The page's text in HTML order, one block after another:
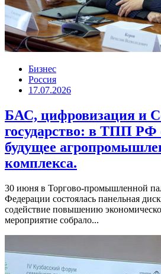
Бизнес
Россия
17.07.2026
БАС, цифровизация и
государство: в ТПП РФ
будущее
комплекса.
30 июня в Торгово-промышленной
Федерации состоялась панельная
содействие повышению
мероприятие собрало...